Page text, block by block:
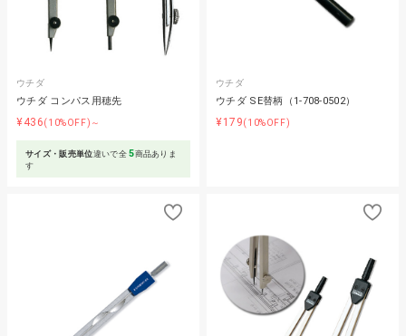
ウチダ
ウチダ コンパス用穂先
¥436(10%OFF)～
サイズ・販売単位違いで全5商品ありま
す
ウチダ
ウチダ SE替柄（1-708-0502）
¥179(10%OFF)